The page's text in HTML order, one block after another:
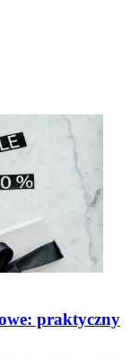
praktyczny